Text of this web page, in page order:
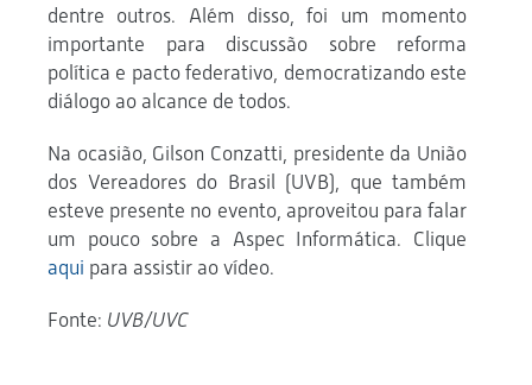
dentre outros. Além disso, foi um momento
importante para discussão sobre reforma
política e pacto federativo, democratizando este
diálogo ao alcance de todos.
Na ocasião, Gilson Conzatti, presidente da União
dos Vereadores do Brasil (UVB), que também
esteve presente no evento, aproveitou para falar
um pouco sobre a Aspec Informática. Clique
aqui para assistir ao vídeo.
Fonte: UVB/UVC